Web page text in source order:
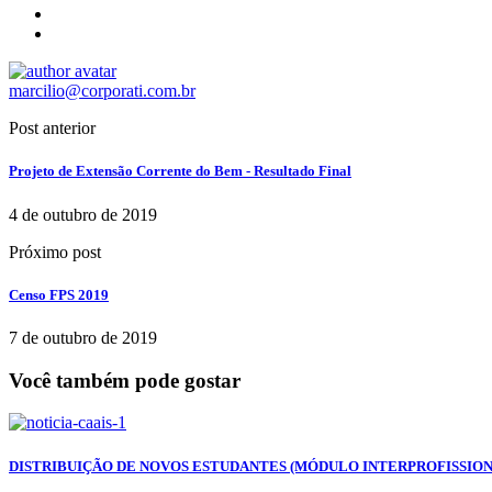
marcilio@corporati.com.br
Post anterior
Projeto de Extensão Corrente do Bem - Resultado Final
4 de outubro de 2019
Próximo post
Censo FPS 2019
7 de outubro de 2019
Você também pode gostar
DISTRIBUIÇÃO DE NOVOS ESTUDANTES (MÓDULO